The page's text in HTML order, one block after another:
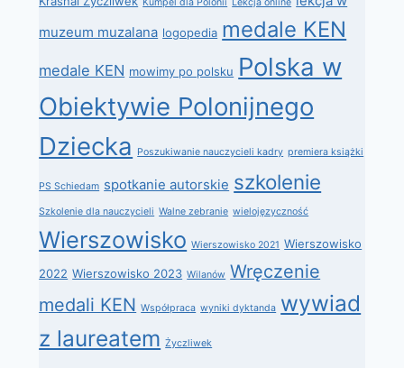
muzeum muzalana logopedia medale KEN
medale KEN mowimy po polsku Polska w
Obiektywie Polonijnego
Dziecka
Poszukiwanie nauczycieli kadry premiera książki
PS Schiedam spotkanie autorskie szkolenie
Szkolenie dla nauczycieli Walne zebranie wielojęzyczność
Wierszowisko Wierszowisko 2021 Wierszowisko
2022 Wierszowisko 2023 Wilanów Wręczenie
medali KEN Współpraca wyniki dyktanda wywiad
z laureatem Życzliwek